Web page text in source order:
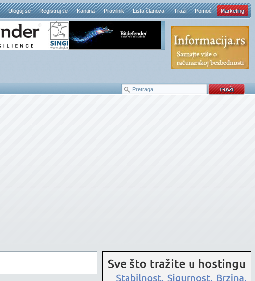
Uloguj se Registruj se Kantina Pravilnik Lista članova Traži Pomoć Marketing